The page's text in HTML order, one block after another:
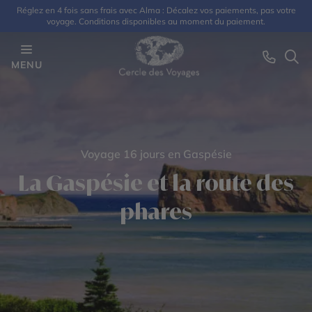
Réglez en 4 fois sans frais avec Alma : Décalez vos paiements, pas votre
voyage. Conditions disponibles au moment du paiement.
MENU
Voyage 16 jours en Gaspésie
La Gaspésie et la route des
phares